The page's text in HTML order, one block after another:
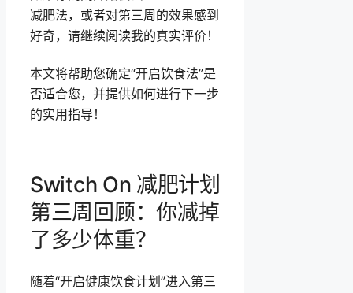
减肥法，或者对第三周的效果感到
好奇，请继续阅读我的真实评价！
本文将帮助您确定“开启饮食法”是
否适合您，并提供如何进行下一步
的实用指导！
Switch On 减肥计划
第三周回顾：你减掉
了多少体重？
随着“开启健康饮食计划”进入第三